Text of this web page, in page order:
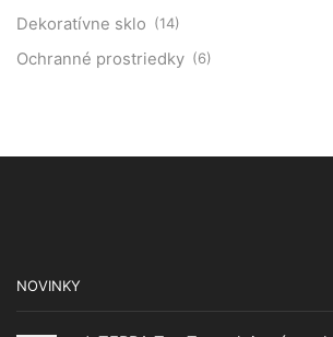
Dekoratívne sklo (14)
Ochranné prostriedky (6)
NOVINKY